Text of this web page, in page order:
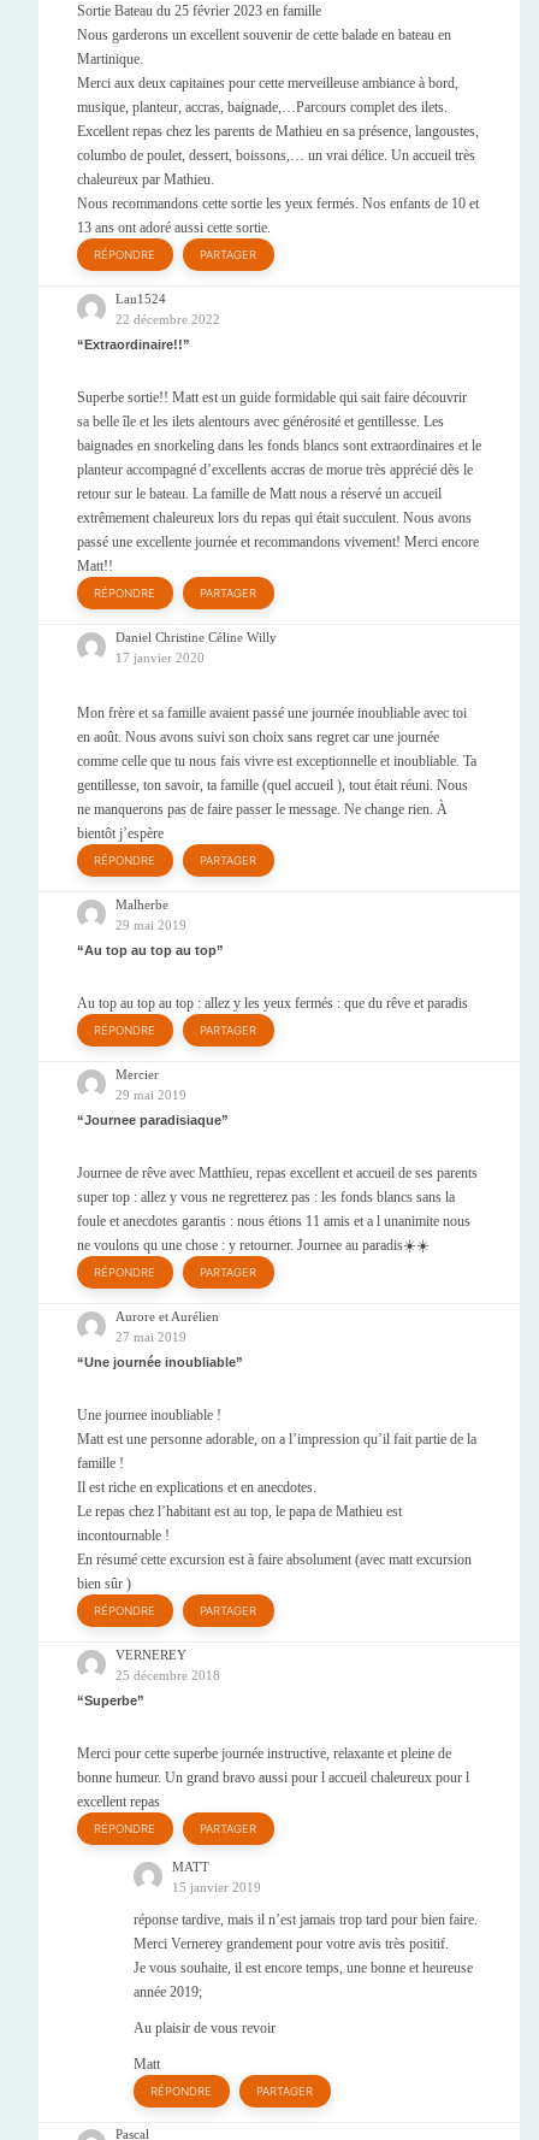
Sortie Bateau du 25 février 2023 en famille
Nous garderons un excellent souvenir de cette balade en bateau en
Martinique.
Merci aux deux capitaines pour cette merveilleuse ambiance à bord,
musique, planteur, accras, baignade,…Parcours complet des ilets.
Excellent repas chez les parents de Mathieu en sa présence, langoustes,
columbo de poulet, dessert, boissons,… un vrai délice. Un accueil très
chaleureux par Mathieu.
Nous recommandons cette sortie les yeux fermés. Nos enfants de 10 et
13 ans ont adoré aussi cette sortie.
RÉPONDRE PARTAGER
Lau1524
22 décembre 2022
Extraordinaire!!
Superbe sortie!! Matt est un guide formidable qui sait faire découvrir
sa belle île et les ilets alentours avec générosité et gentillesse. Les
baignades en snorkeling dans les fonds blancs sont extraordinaires et le
planteur accompagné d’excellents accras de morue très apprécié dès le
retour sur le bateau. La famille de Matt nous a réservé un accueil
extrêmement chaleureux lors du repas qui était succulent. Nous avons
passé une excellente journée et recommandons vivement! Merci encore
Matt!!
RÉPONDRE PARTAGER
Daniel Christine Céline Willy
17 janvier 2020
Mon frère et sa famille avaient passé une journée inoubliable avec toi
en août. Nous avons suivi son choix sans regret car une journée
comme celle que tu nous fais vivre est exceptionnelle et inoubliable. Ta
gentillesse, ton savoir, ta famille (quel accueil ), tout était réuni. Nous
ne manquerons pas de faire passer le message. Ne change rien. À
bientôt j’espère
RÉPONDRE PARTAGER
Malherbe
29 mai 2019
Au top au top au top
Au top au top au top : allez y les yeux fermés : que du rêve et paradis
RÉPONDRE PARTAGER
Mercier
29 mai 2019
Journee paradisiaque
Journee de rêve avec Matthieu, repas excellent et accueil de ses parents
super top : allez y vous ne regretterez pas : les fonds blancs sans la
foule et anecdotes garantis : nous étions 11 amis et a l unanimite nous
ne voulons qu une chose : y retourner. Journee au paradis☀️☀️
RÉPONDRE PARTAGER
Aurore et Aurélien
27 mai 2019
Une journée inoubliable
Une journee inoubliable !
Matt est une personne adorable, on a l’impression qu’il fait partie de la
famille !
Il est riche en explications et en anecdotes.
Le repas chez l’habitant est au top, le papa de Mathieu est
incontournable !
En résumé cette excursion est à faire absolument (avec matt excursion
bien sûr )
RÉPONDRE PARTAGER
VERNEREY
25 décembre 2018
Superbe
Merci pour cette superbe journée instructive, relaxante et pleine de
bonne humeur. Un grand bravo aussi pour l accueil chaleureux pour l
excellent repas
RÉPONDRE PARTAGER
MATT
15 janvier 2019
réponse tardive, mais il n’est jamais trop tard pour bien faire.
Merci Vernerey grandement pour votre avis très positif.
Je vous souhaite, il est encore temps, une bonne et heureuse
année 2019;
Au plaisir de vous revoir
Matt
RÉPONDRE PARTAGER
Pascal